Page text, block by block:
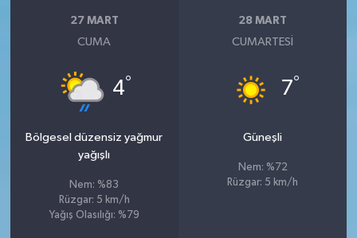
27 MART
CUMA
4°
Bölgesel düzensiz yağmur
yağışlı
Nem: %83
Rüzgar: 5 km/h
Yağış Olasılığı: %79
28 MART
CUMARTESI
7°
Güneşli
Nem: %72
Rüzgar: 5 km/h